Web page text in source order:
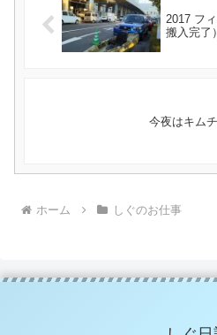
2017 フ
搬入完了）
今夜はキム
ホーム しぐのお仕事